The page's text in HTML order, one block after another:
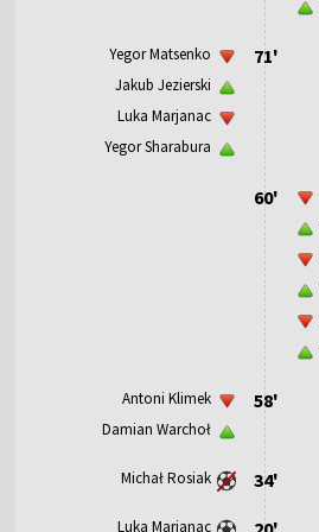
71'
Yegor Matsenko
Jakub Jezierski
Luka Marjanac
Yegor Sharabura
60'
58'
Antoni Klimek
Damian Warchoł
34'
Michał Rosiak
Luka Marjanac